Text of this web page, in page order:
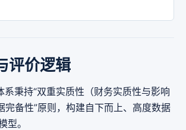
评价逻辑
系秉持“双重实质性（财务实质性与影响
完备性”原则，构建自下而上、高度数据
型。